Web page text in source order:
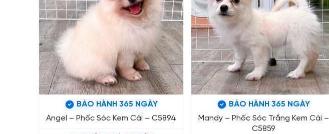
BẢO HÀNH 365 NGÀY
Angel – Phốc Sóc Kem Cái – C5894
BẢO HÀNH 365 NGÀY
Mandy – Phốc Sóc Trắng Kem Cái –
C5859